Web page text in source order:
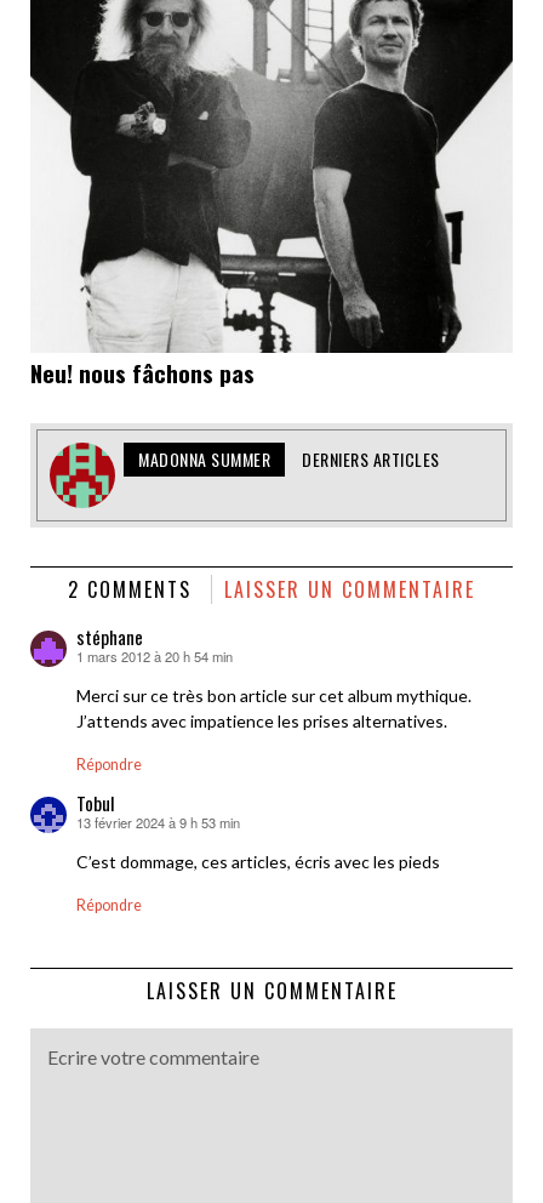
Neu! nous fâchons pas
MADONNA SUMMER DERNIERS ARTICLES
2 COMMENTS LAISSER UN COMMENTAIRE
stéphane
dit :
1 mars 2012 à 20 h 54 min
Merci sur ce très bon article sur cet album mythique.
J’attends avec impatience les prises alternatives.
Répondre
Tobul
dit :
13 février 2024 à 9 h 53 min
C’est dommage, ces articles, écris avec les pieds
Répondre
LAISSER UN COMMENTAIRE